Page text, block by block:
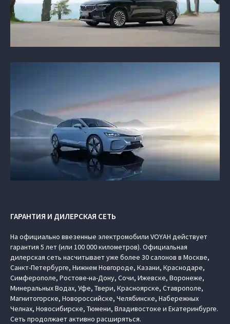
ГАРАНТИЯ И ДИЛЕРСКАЯ СЕТЬ
На официально ввезенные электромобили VOYAH действует
гарантия 5 лет (или 100 000 километров). Официальная
дилерская сеть насчитывает уже более 30 салонов в Москве,
Санкт-Петербурге, Нижнем Новгороде, Казани, Краснодаре,
Симферополе, Ростове-на-Дону, Сочи, Ижевске, Воронеже,
Минеральных Водах, Уфе, Твери, Красноярске, Ставрополе,
Магнитогорске, Новороссийске, Челябинске, Набережных
Челнах, Новосибирске, Тюмени, Владивостоке и Екатеринбурге.
Сеть продолжает активно расширяться.